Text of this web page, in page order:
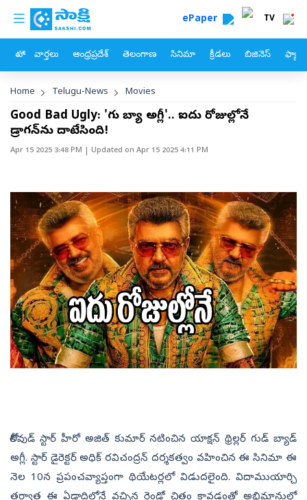
Skip to main content
custom menu ePaper TV
హోం వార్తలు ఆంధ్రప్రదేశ్ తెలంగాణ సినిమా క్రీడలు బిజినెస్
Breadcrumb
Home Telugu-News Movies
Good Bad Ugly: 'గుడ్ బ్యాడ్ అగ్లీ'.. ఐదు రోజుల్లోనే
డ్రాగన్‌ను దాటేసింది!
Apr 15 2025 3:48 PM | Updated on Apr 15 2025 4:11 PM
‍కోలీవుడ్ స్టార్ హీరో అజిత్ కుమార్‌ నటించిన యాక్షన్ థ్రిల్లర్‌ గుడ్ బ్యాడ్
అగ్లీ. స్టార్ డైరెక్టర్ అధిక్ రవిచంద్రన్‌ దర్శకత్వం వహించిన ఈ సినిమా ఈ
నెల 10న ప్రపంచవ్యాప్తంగా థియేటర్లలో విడుదలైంది. విదాముయార్చి